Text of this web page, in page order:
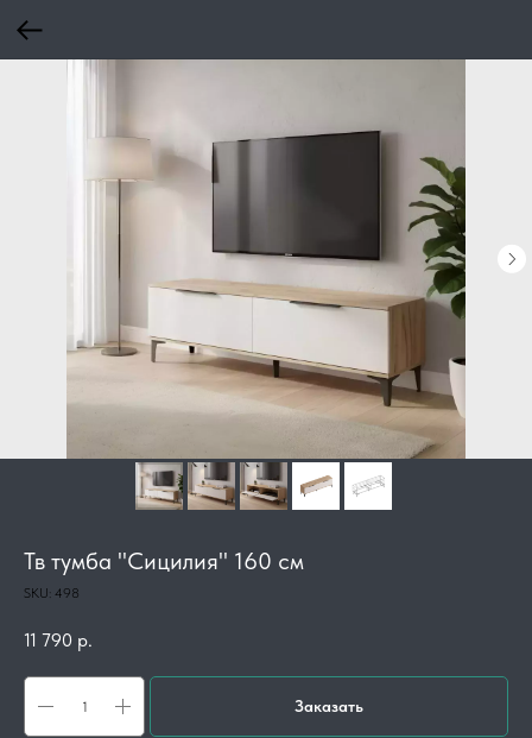
Тв тумба "Сицилия" 160 см
SKU: 498
11 790 р.
Заказать